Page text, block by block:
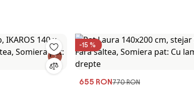
-15 %
655 RON770 RON